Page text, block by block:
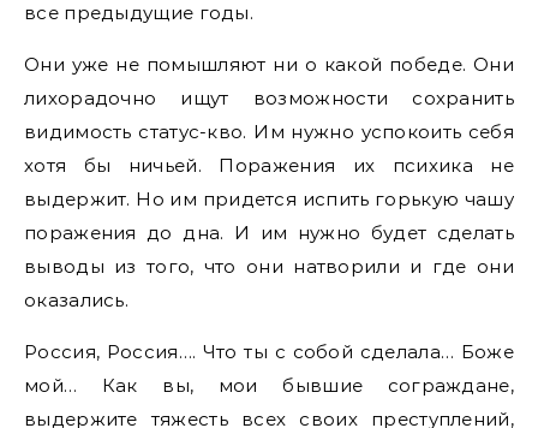
все предыдущие годы.
Они уже не помышляют ни о какой победе. Они
лихорадочно ищут возможности сохранить
видимость статус-кво. Им нужно успокоить себя
хотя бы ничьей. Поражения их психика не
выдержит. Но им придется испить горькую чашу
поражения до дна. И им нужно будет сделать
выводы из того, что они натворили и где они
оказались.
Россия, Россия…. Что ты с собой сделала… Боже
мой… Как вы, мои бывшие сограждане,
выдержите тяжесть всех своих преступлений,